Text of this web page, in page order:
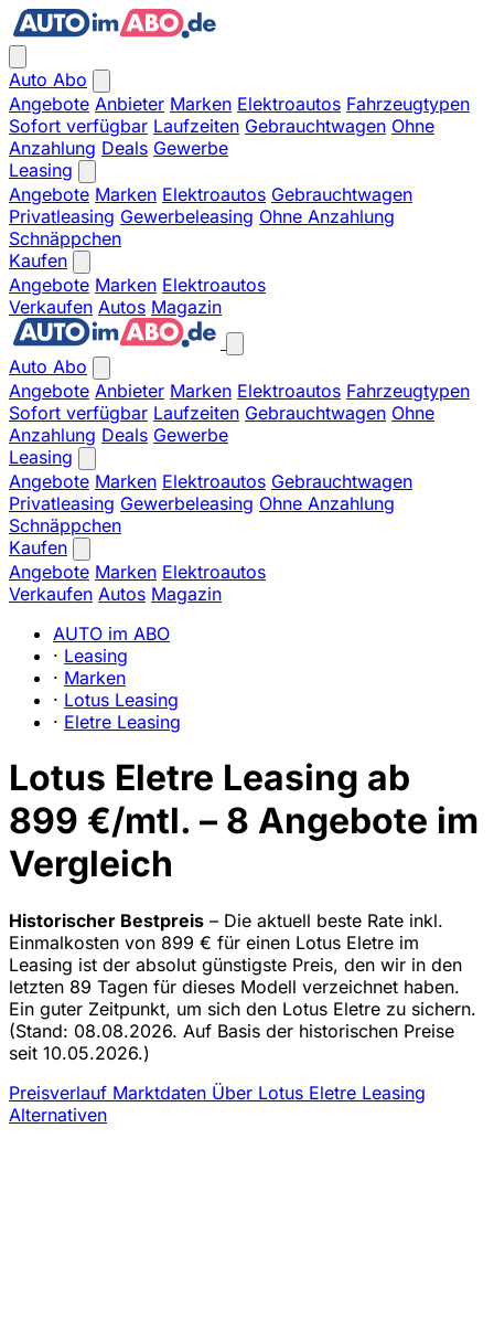
Auto Abo
Angebote Anbieter Marken Elektroautos Fahrzeugtypen
Sofort verfügbar Laufzeiten Gebrauchtwagen Ohne
Anzahlung Deals Gewerbe
Leasing
Angebote Marken Elektroautos Gebrauchtwagen
Privatleasing Gewerbeleasing Ohne Anzahlung
Schnäppchen
Kaufen
Angebote Marken Elektroautos
Verkaufen Autos Magazin
Auto Abo
Angebote Anbieter Marken Elektroautos Fahrzeugtypen
Sofort verfügbar Laufzeiten Gebrauchtwagen Ohne
Anzahlung Deals Gewerbe
Leasing
Angebote Marken Elektroautos Gebrauchtwagen
Privatleasing Gewerbeleasing Ohne Anzahlung
Schnäppchen
Kaufen
Angebote Marken Elektroautos
Verkaufen Autos Magazin
AUTO im ABO
· Leasing
· Marken
· Lotus Leasing
· Eletre Leasing
Lotus Eletre Leasing ab
899 €/mtl. – 8 Angebote im
Vergleich
Historischer Bestpreis – Die aktuell beste Rate inkl.
Einmalkosten von 899 € für einen Lotus Eletre im
Leasing ist der absolut günstigste Preis, den wir in den
letzten 89 Tagen für dieses Modell verzeichnet haben.
Ein guter Zeitpunkt, um sich den Lotus Eletre zu sichern.
(Stand: 08.08.2026. Auf Basis der historischen Preise
seit 10.05.2026.)
Preisverlauf Marktdaten Über Lotus Eletre Leasing
Alternativen